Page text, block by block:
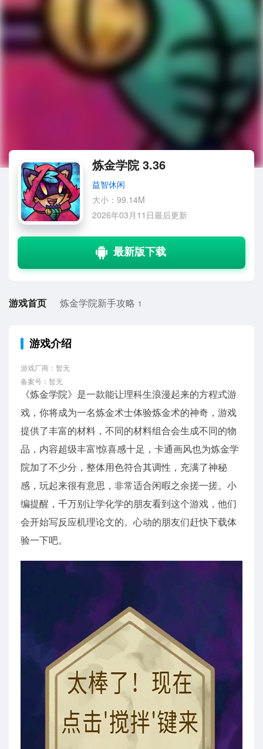
炼金学院 3.36
益智休闲
大小：99.14M
2026年03月11日最后更新
游戏首页 炼金学院新手攻略 1
游戏介绍
游戏厂商：暂无
备案号：暂无
《炼金学院》是一款能让理科生浪漫起来的方程式游
戏，你将成为一名炼金术士体验炼金术的神奇，游戏
提供了丰富的材料，不同的材料组合会生成不同的物
品，内容超级丰富!惊喜感十足，卡通画风也为炼金学
院加了不少分，整体用色符合其调性，充满了神秘
感，玩起来很有意思，非常适合闲暇之余搓一搓。小
编提醒，千万别让学化学的朋友看到这个游戏，他们
会开始写反应机理论文的。心动的朋友们赶快下载体
验一下吧。